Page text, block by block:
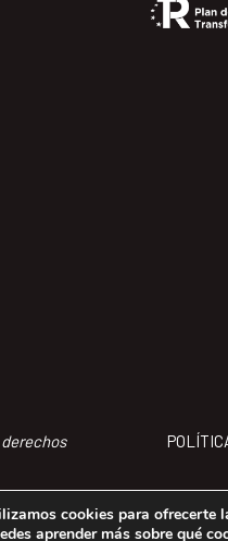
cookies para ofrecerte
aprender más sobre qué